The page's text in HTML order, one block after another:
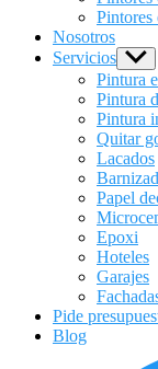
Pintores
Nosotros
Servicios Show
sub
menu
Pintura
Pintura
Pintura
Quitar
Lacados
Papel
Epoxi
Hoteles
Garajes
Pide
Blog